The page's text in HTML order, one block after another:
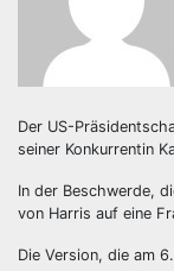
Der US-
seiner Konkurrentin
In der Beschwerde,
von Harris auf eine
Die Version, die am